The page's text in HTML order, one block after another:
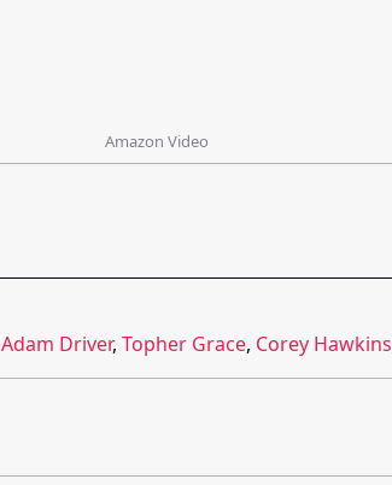
Amazon Video
Adam Driver, Topher Grace, Corey Hawkins